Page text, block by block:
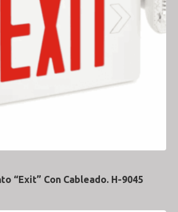
“Exit” Con Cableado. H-9045